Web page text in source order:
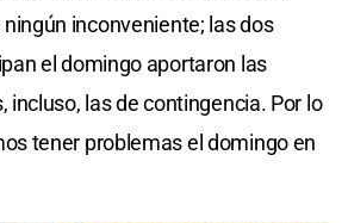
inconveniente; las dos
el domingo aportaron las
incluso, las de contingencia. Por lo
tener problemas el domingo en